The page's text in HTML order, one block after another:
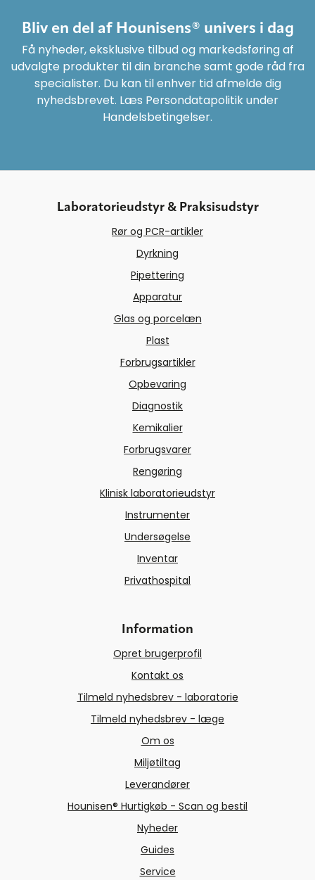
Bliv en del af Hounisens® univers i dag
Få nyheder, eksklusive tilbud og markedsføring af
udvalgte produkter til din branche samt gode råd fra
specialister. Du kan til enhver tid afmelde dig
nyhedsbrevet. Læs Persondatapolitik under
Handelsbetingelser.
Laboratorieudstyr & Praksisudstyr
Rør og PCR-artikler
Dyrkning
Pipettering
Apparatur
Glas og porcelæn
Plast
Forbrugsartikler
Opbevaring
Diagnostik
Kemikalier
Forbrugsvarer
Rengøring
Klinisk laboratorieudstyr
Instrumenter
Undersøgelse
Inventar
Privathospital
Information
Opret brugerprofil
Kontakt os
Tilmeld nyhedsbrev - laboratorie
Tilmeld nyhedsbrev - læge
Om os
Miljøtiltag
Leverandører
Hounisen® Hurtigkøb - Scan og bestil
Nyheder
Guides
Service